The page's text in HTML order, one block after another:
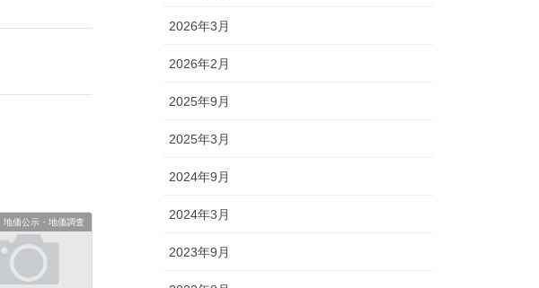
地価公示・地価調査
2026年3月
2026年2月
2025年9月
2025年3月
2024年9月
2024年3月
2023年9月